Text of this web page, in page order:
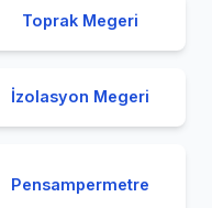
Toprak Megeri
İzolasyon Megeri
Pensampermetre